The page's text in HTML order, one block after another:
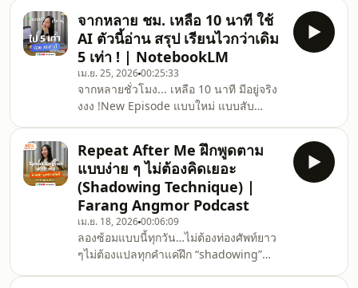
กลับมาคิดอีก…พูดถูกไหมนะ? ออกเสียงโอ
เคยัง?โหยยย มันวนลูปแบบนี้ไม่ไหวแล้ว !!
ทำไมคนอื่นเขาพูดลื่นไหลจัง 🥺เข้าใจเลย
ฮะวันนี้เลยเอาสูตรลับสร้าง Muscle
Memory ฝึกพูดอังกฤษให้คล่อง แบบไม่ต้อง
นึกศัพท์มาฝาก ใน Farang Angmor
Podcast ค้าบบชวนทำความเข้าใจ วิธีฝึก
ภาษาอังกฤษให้พูดคล่อง พูดเป็นแบบอ
จากหลาย ชม. เหลือ 10 นาที ใช้
AI ตัวนี้อ่าน สรุป เรียนไวกว่าเดิม
5 เท่า ! | NotebookLM
เม.ย. 25, 202600:25:33
จากหลายชั่วโมง... ​เหลือ 10 นาที มีอยู่จริง
งงง !New Episode แบบใหม่ แบบสับ
ตึง ตัวปังงงง กันบ้างฮะวันนี้พาไปดู step-
by-step ในการใช้ AI ตัวนี้ ที่จะเปลี่ยนการ
เรียนรู้ของเราจากที่ต้องอ่านบทความยาว ๆ
วิเคราะห์ข้อมูล ดูวิดีโอนานหลายชั่วโมง
หรือทำความเข้าใจ insight บางอย่างก่อน
การประชุม หรือ presentตอนนี้เรา
สามารถใช้ AI ตัวนี้ช่วยประหยัดเวลาได้
หลายเท่าเลยมันคืออ
Repeat After Me ฝึกพูดตาม
แบบง่าย ๆ ไม่ต้องคิดเยอะ
(Shadowing Technique) |
Farang Angmor Podcast
เม.ย. 18, 202600:06:09
ลองซ้อมแบบนี้ทุกวัน…ไม่ต้องท่องศัพท์ยาว
ๆไม่ต้องแปลทุกคำแค่ฝึก “shadowing”